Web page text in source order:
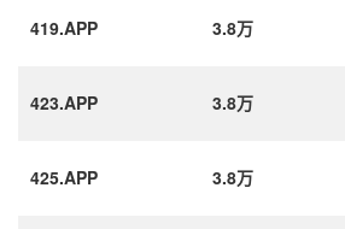
419.APP 3.8万
423.APP 3.8万
425.APP 3.8万